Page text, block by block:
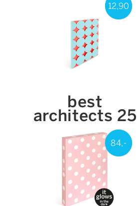
12,90
best
architects 25
84,-